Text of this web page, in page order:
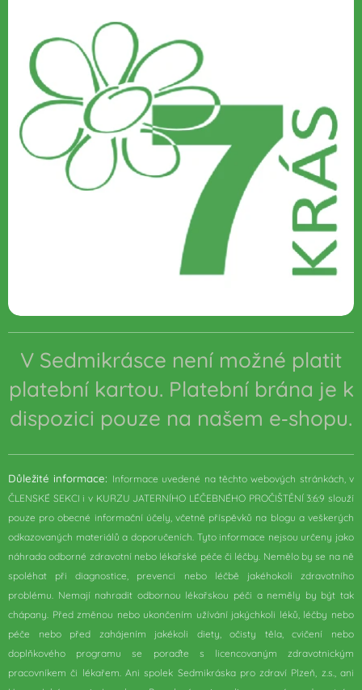
V Sedmikrásce není možné platit
platební kartou. Platební brána je k
dispozici pouze na našem e‑shopu.
Důležité informace: Informace uvedené na těchto webových stránkách, v
ČLENSKÉ SEKCI i v KURZU JATERNÍHO LÉČEBNÉHO PROČIŠTĚNÍ 3:6:9 slouží
pouze pro obecné informační účely, včetně příspěvků na blogu a veškerých
odkazovaných materiálů a doporučeních. Tyto informace nejsou určeny jako
náhrada odborné zdravotní nebo lékařské péče či léčby. Nemělo by se na ně
spoléhat při diagnostice, prevenci nebo léčbě jakéhokoli zdravotního
problému. Nemají nahradit odbornou lékařskou péči a neměly by být tak
chápany. Před změnou nebo ukončením užívání jakýchkoli léků, léčby nebo
péče nebo před zahájením jakékoli diety, očisty těla, cvičení nebo
doplňkového programu se poraďte s licencovaným zdravotnickým
pracovníkem či lékařem. Ani spolek Sedmikráska pro zdraví Plzeň, z.s., ani